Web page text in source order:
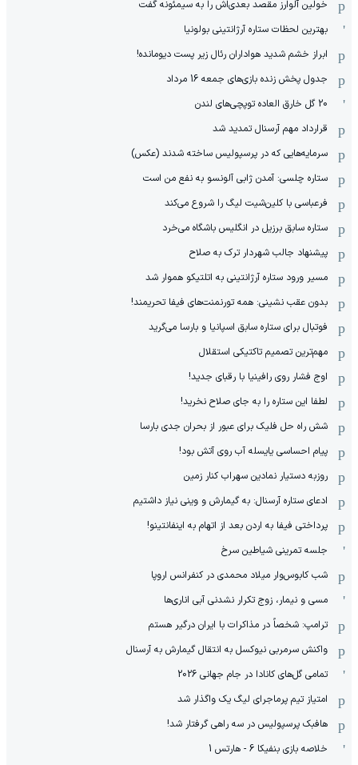
خولین آلوارز مقصد بعدی‌اش را به سیمئونه گفت
بهترین لحظات ستاره آرژانتینی بولونیا
ابراز خشم شدید هواداران رئال زیر پست دیومانده!
جدول پخش زنده بازی‌های جمعه 16 مرداد
20 گل خارق العاده توپچی‌های لندن
قرارداد مهم آرسنال تمدید شد
سرمایه‌هایی که در پرسپولیس ساخته شدند (عکس)
ستاره چلسی: آمدن ژابی آلونسو به نفع من است
فرعباسی با کلین‌شیت لیگ را شروع می‌کند
ستاره سابق برزیل در انگلیس باشگاه می‌خرد
پیشنهاد جالب شهردار ترک به صلاح
مسیر ورود ستاره آرژانتینی به اتلتیکو هموار شد
بدون عقب نشینی: همه تورنمنت‌های فیفا تحریمند!
فوتبال برای ستاره سابق اسپانیا و بارسا می‌گرید
مهم‌ترین تصمیم تاکتیکی استقلال
اوج فشار روی رافینیا با رقبای جدید!
لطفا این ستاره را به جای صلاح نخرید!
شش راه حل فلیک برای عبور از بحران جدی بارسا
پیام احساسی یایسله آب روی آتش بود!
روزبه دستیار نمادین سهراب کنار زمین
ادعای ستاره آرسنال: به گیمارش و وینی نیاز داشتیم
پرداختی فیفا به اردن بعد از اتهام به اینفانتینو!
جلسه تمرینی شیاطین سرخ
شب کابوس‌وار میلاد محمدی در کنفرانس اروپا
مسی و نیمار، زوج تکرار نشدنی آبی اناری‌ها
ترامپ: شخصاً در مذاکرات با ایران درگیر هستم
واکنش سرمربی نیوکسل به انتقال گیمارش به آرسنال
تمامی گل‌های کانادا در جام جهانی 2026
امتیاز تیم پرماجرای لیگ یک واگذار شد
هافبک پرسپولیس در سه راهی گرفتار شد!
خلاصه بازی بنفیکا 6 - هارتس 1